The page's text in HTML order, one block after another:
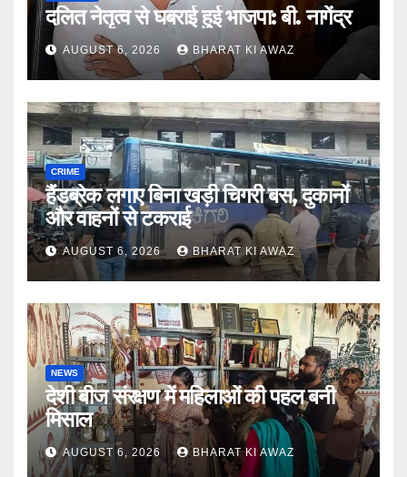
दलित नेतृत्व से घबराई हुई भाजपा: बी. नागेंद्र
AUGUST 6, 2026 BHARAT KI AWAZ
CRIME
हैंडब्रेक लगाए बिना खड़ी चिगरी बस, दुकानों
और वाहनों से टकराई
AUGUST 6, 2026 BHARAT KI AWAZ
NEWS
देशी बीज संरक्षण में महिलाओं की पहल बनी
मिसाल
AUGUST 6, 2026 BHARAT KI AWAZ